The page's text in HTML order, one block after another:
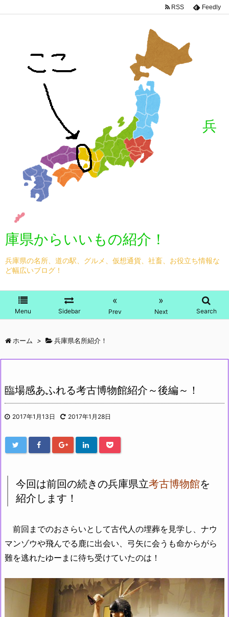
兵
庫県からいいもの紹介！
兵庫県の名所、道の駅、グルメ、仮想通貨、社畜、お役立ち情報な
ど幅広いブログ！
Menu Sidebar
«
Prev
»
Next Search
RSS Feedly
ホーム > 兵庫県名所紹介！
臨場感あふれる考古博物館紹介～後編～！
2017年1月13日 2017年1月28日
今回は前回の続きの兵庫県立考古博物館を
紹介します！
前回までのおさらいとして古代人の埋葬を見学し、ナウ
マンゾウや飛んでる鹿に出会い、弓矢に会うも命からがら
難を逃れたゆーまに待ち受けていたのは！